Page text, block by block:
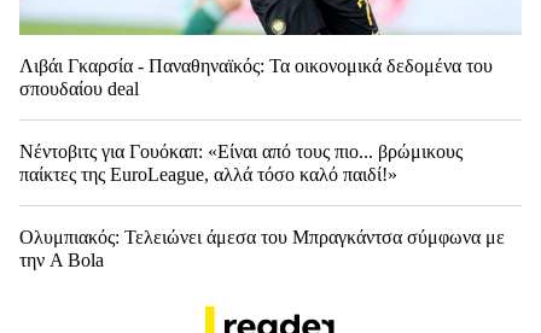
Λιβάι Γκαρσία - Παναθηναϊκός: Τα οικονομικά δεδομένα του
σπουδαίου deal
Νέντοβιτς για Γουόκαπ: «Είναι από τους πιο... βρώμικους
παίκτες της EuroLeague, αλλά τόσο καλό παιδί!»
Ολυμπιακός: Τελειώνει άμεσα του Μπραγκάντσα σύμφωνα με
την A Bola